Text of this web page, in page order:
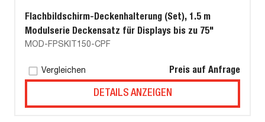
Flachbildschirm-Deckenhalterung (Set), 1.5 m
Modulserie Deckensatz für Displays bis zu 75"
MOD-FPSKIT150-CPF
Vergleichen Preis auf Anfrage
DETAILS ANZEIGEN